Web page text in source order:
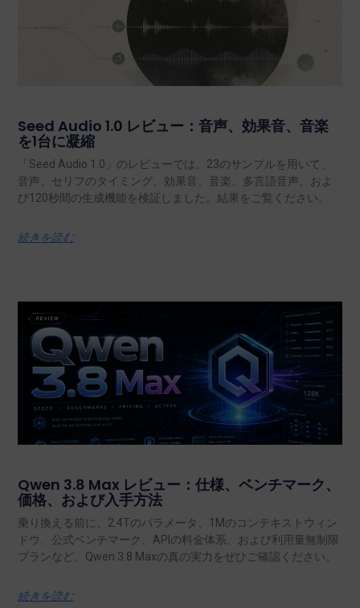
Seed Audio 1.0 レビュー：音声、効果音、音楽
を1台に凝縮
「Seed Audio 1.0」のレビューでは、23のサンプルを用いて、
音声、セリフのタイミング、効果音、音楽、多言語音声、およ
び120秒間の生成機能を検証しました。結果をご覧ください。.
続きを読む
Qwen 3.8 Max レビュー：仕様、ベンチマーク、
価格、および入手方法
乗り換える前に、2.4Tのパラメータ、1Mのコンテキストウィン
ドウ、公式ベンチマーク、APIの料金体系、および利用量無制限
プランなど、Qwen 3.8 Maxの真の実力をぜひご確認ください。.
続きを読む